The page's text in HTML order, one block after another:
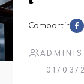
Compartir
01/03/